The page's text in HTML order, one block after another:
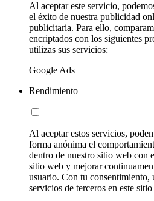
Al aceptar este servicio,
el éxito de nuestra publicidad
publicitaria. Para ello,
encriptados con los siguientes
utilizas sus servicios:
Google Ads
Rendimiento
Al aceptar estos servicios,
forma anónima el
dentro de nuestro sitio web con
sitio web y mejorar
usuario. Con tu consentimiento,
servicios de terceros en este